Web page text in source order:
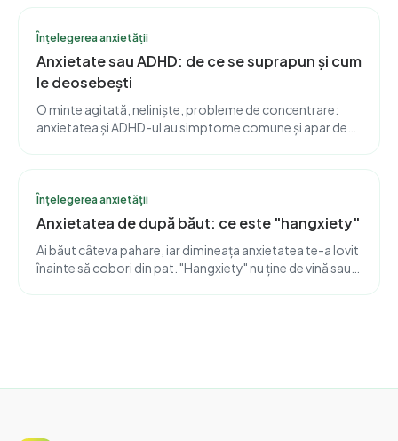
Înțelegerea anxietății
Anxietate sau ADHD: de ce se suprapun și cum
le deosebești
O minte agitată, neliniște, probleme de concentrare:
anxietatea și ADHD-ul au simptome comune și apar des
Înțelegerea anxietății
Anxietatea de după băut: ce este "hangxiety"
Ai băut câteva pahare, iar dimineața anxietatea te-a lovit
înainte să cobori din pat. "Hangxiety" nu ține de vină sau